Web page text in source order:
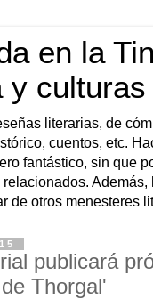
en la
y
literarias, de
cuentos, etc.
fantástico, sin que
Además,
de otros menesteres
publicará
Thorgal'